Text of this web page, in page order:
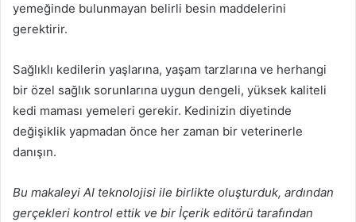
yemeğinde bulunmayan belirli besin maddelerini
gerektirir.
Sağlıklı kedilerin yaşlarına, yaşam tarzlarına ve herhangi
bir özel sağlık sorunlarına uygun dengeli, yüksek kaliteli
kedi maması yemeleri gerekir. Kedinizin diyetinde
değişiklik yapmadan önce her zaman bir veterinerle
danışın.
Bu makaleyi AI teknolojisi ile birlikte oluşturduk, ardından
gerçekleri kontrol ettik ve bir İçerik editörü tarafından